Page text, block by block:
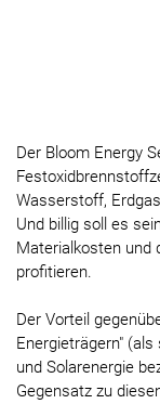
Der Bloom Energy
Wasserstoff,
Und billig soll es
Materialkosten und
profitieren.
Der Vorteil
Energieträgern"
und Solarenergie
Gegensatz zu